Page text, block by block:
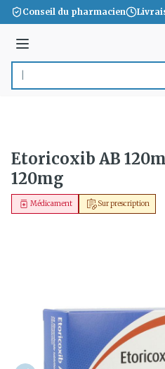
Aller au contenu
Conseil du pharmacien
Menu
Rechercher
Etoricoxib AB
120mg
Sur prescription
Médicament